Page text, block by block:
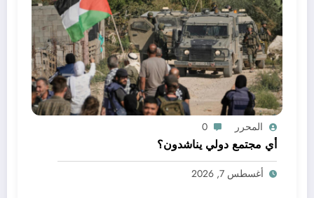
المحرر 0
أي مجتمع دولي يناشدون؟
أغسطس 7, 2026